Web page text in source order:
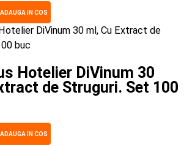
ADAUGA IN COS
Hotelier DiVinum 30
de Struguri. Set 100
ADAUGA IN COS